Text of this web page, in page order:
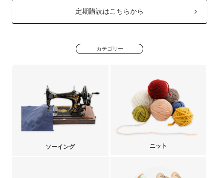
定期購読はこちらから
カテゴリー
ソーイング ニット